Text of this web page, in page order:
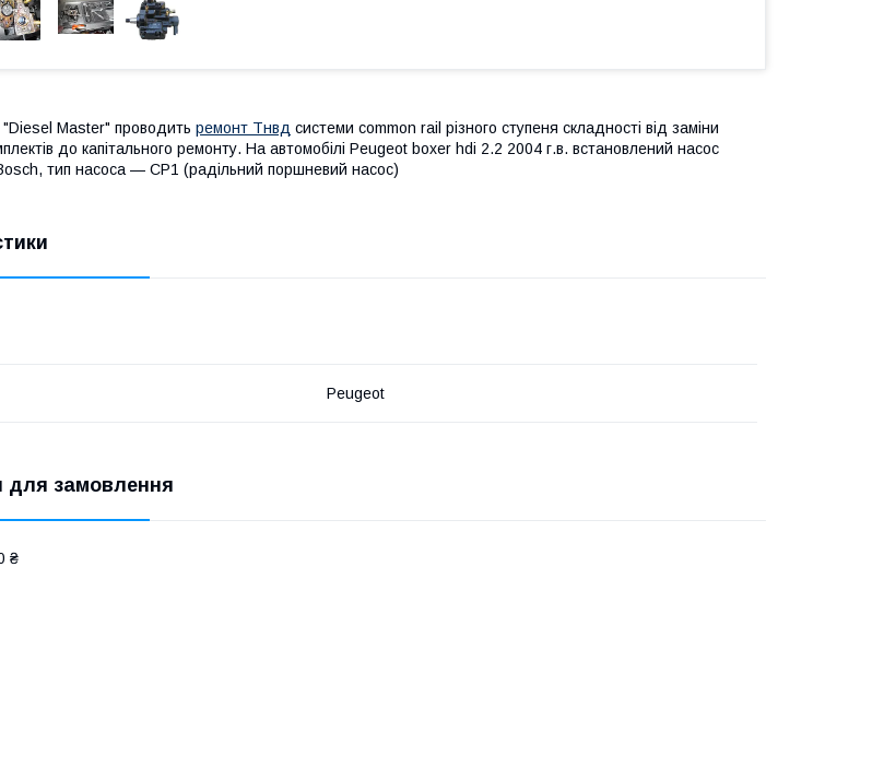
"Diesel Master" проводить ремонт Тнвд системи common rail різного ступеня складності від заміни
до капітального ремонту. На автомобілі Peugeot boxer hdi 2.2 2004 г.в. встановлений насос
тип насоса — СР1 (радільний поршневий насос)
Peugeot
для замовлення
₴